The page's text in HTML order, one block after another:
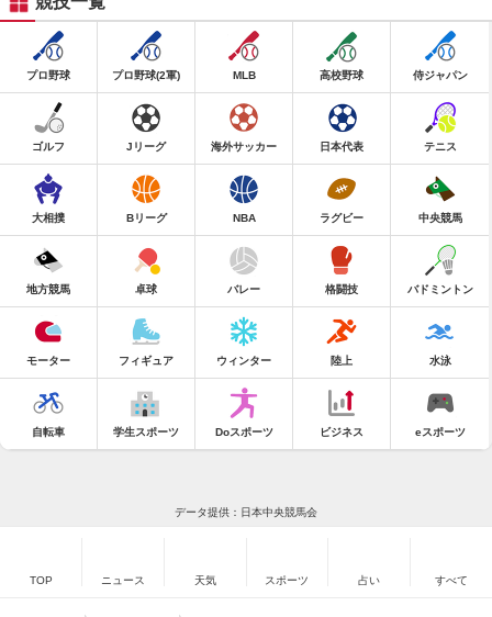
プロ野球 プロ野球(2軍) MLB 高校野球 侍ジャパン
ゴルフ Jリーグ 海外サッカー 日本代表 テニス
大相撲 Bリーグ NBA ラグビー 中央競馬
地方競馬 卓球 バレー 格闘技 バドミントン
モーター フィギュア ウィンター 陸上 水泳
自転車 学生スポーツ Doスポーツ ビジネス eスポーツ
データ提供：日本中央競馬会
TOP ニュース 天気 スポーツ 占い すべて